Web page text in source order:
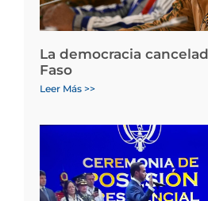
La democracia
Faso
Leer Más >>